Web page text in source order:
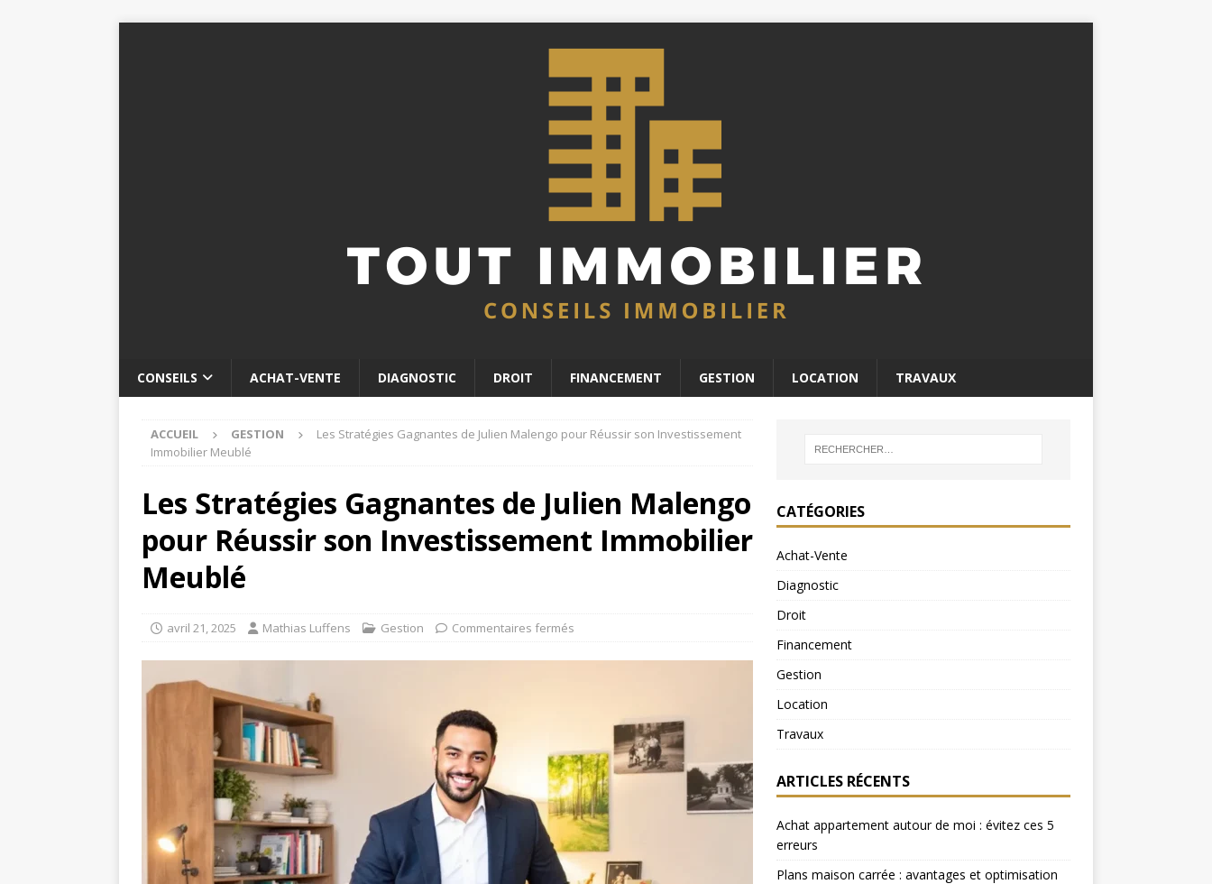
CONSEILS ACHAT-VENTE DIAGNOSTIC DROIT FINANCEMENT GESTION LOCATION TRAVAUX
ACCUEIL GESTION
Les Stratégies Gagnantes de Julien Malengo pour Réussir son Investissement
Immobilier Meublé
Les Stratégies Gagnantes de Julien Malengo
pour Réussir son Investissement Immobilier
Meublé
avril 21, 2025 Mathias Luffens Gestion Commentaires fermés
CATÉGORIES
Achat-Vente
Diagnostic
Droit
Financement
Gestion
Location
Travaux
ARTICLES RÉCENTS
Achat appartement autour de moi : évitez ces 5
erreurs
Plans maison carrée : avantages et optimisation